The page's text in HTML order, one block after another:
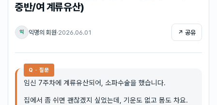
중반/여 계류유산)
익 익명의 회원·2026.06.01 ↗ 공유
Q · 질문
임신 7주차에 계류유산되어, 소파수술을 했습니다.
집에서 좀 쉬면 괜찮겠지 싶었는데, 기운도 없고 몸도 차요.